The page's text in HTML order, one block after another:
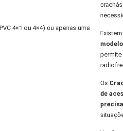
4×1 ou 4×4) ou apenas uma
permite
Os
de